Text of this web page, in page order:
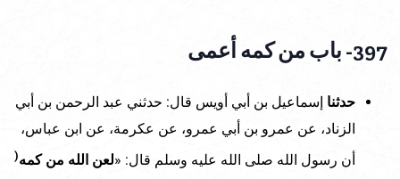
حدثنا إسماعيل بن أبي أويس قال: حدثني عبد الرحمن بن أبي
الزناد، عن عمرو بن أبي عمرو، عن عكرمة، عن ابن عباس،
أن رسول الله صلى الله عليه وسلم قال: «لعن الله من كمه(